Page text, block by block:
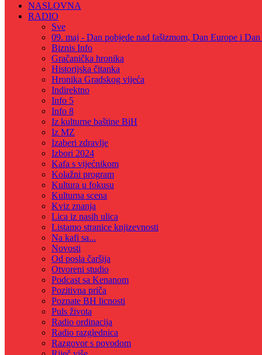
NASLOVNA
RADIO
Sve
09. maj - Dan pobjede nad fašizmom, Dan Europe i
Biznis Info
Gračanička hronika
Historijska čitanka
Hronika Gradskog vijeća
Indirektno
Info 5
Info 8
Iz kulturne baštine BiH
Iz MZ
Izaberi zdravlje
Izbori 2024
Kafa s vijećnikom
Kolažni program
Kultura u fokusu
Kulturna scena
Kviz znanja
Lica iz nasih ulica
Listamo stranice knjizevnosti
Na kafi sa...
Novosti
Od posla čaršija
Otvoreni studio
Podcast sa Kenanom
Pozitivna priča
Poznate BH licnosti
Puls života
Radio ordinacija
Radio razglednica
Razgovor s povodom